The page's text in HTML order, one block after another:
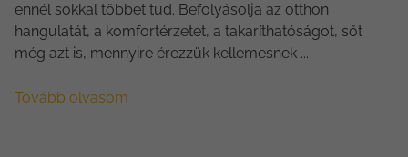
ennél sokkal többet tud. Befolyásolja az otthon
hangulatát, a komfortérzetet, a takaríthatóságot, sőt
még azt is, mennyire érezzük kellemesnek ...
Tovább olvasom